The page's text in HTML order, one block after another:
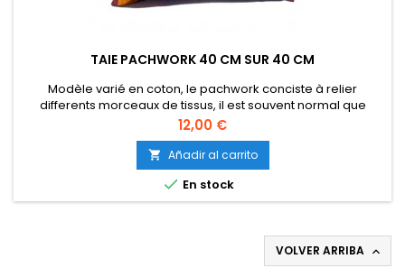
TAIE PACHWORK 40 CM SUR 40 CM
Modèle varié en coton, le pachwork conciste à relier
differents morceaux de tissus, il est souvent normal que
quelques bouts de fils restent visibles. 40 cm sur 40 cm
Precio
12,00 €
 Añadir al carrito
 En stock
VOLVER ARRIBA 